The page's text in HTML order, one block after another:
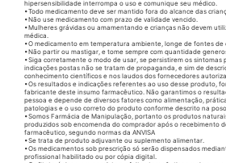
hipersensibilidade interrompa o uso e comunique seu médico.
•Todo medicamento deve ser mantido fora do alcance das
•Não use medicamento com prazo de validade vencido.
•Mulheres grávidas ou amamentando e crianças não devem
médica.
•O medicamento em temperatura ambiente, longe de fontes de
•Não partir ou mastigar, e tome sempre com quantidade
•Siga corretamente o modo de usar, se persistirem os sintomas
indicações postas não se tratam de propaganda, e sim de
conhecimento científicos e nos laudos dos fornecedores
•Os resultados e indicações referentes ao uso desse produto,
fabricante deste insumo farmacêutico. Não garantimos o
pessoa e depende de diversos fatores como alimentação,
patologias e o uso correto do produto conforme descrito na
•Somos Farmácia de Manipulação, portanto os produtos
produzidos sob encomenda do comprador após o recebimento
farmacêutico, segundo normas da ANVISA
•Se trata de produto adjuvante ou suplemento alimentar.
•Os medicamentos sob prescrição só serão dispensados
profissional habilitado ou por cópia digital.